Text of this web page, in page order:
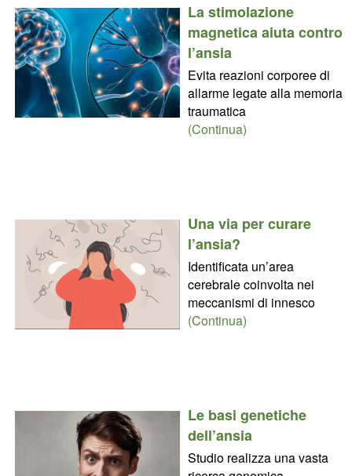
La stimolazione
magnetica aiuta contro
l’ansia
Evita reazioni corporee di
allarme legate alla memoria
traumatica
(Continua)
Una via per curare
l’ansia?
Identificata un’area
cerebrale coinvolta nei
meccanismi di innesco
(Continua)
Le basi genetiche
dell’ansia
Studio realizza una vasta